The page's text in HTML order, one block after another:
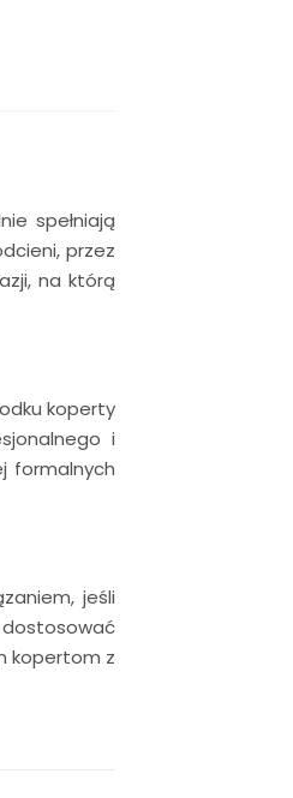
spełniają
przez
na którą
koperty
i
formalnych
jeśli
kopertom z